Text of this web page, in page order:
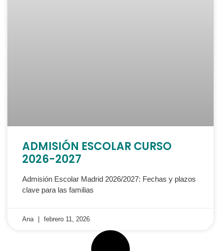
ADMISIÓN ESCOLAR CURSO
2026-2027
Admisión Escolar Madrid 2026/2027: Fechas y plazos
clave para las familias
Ana febrero 11, 2026